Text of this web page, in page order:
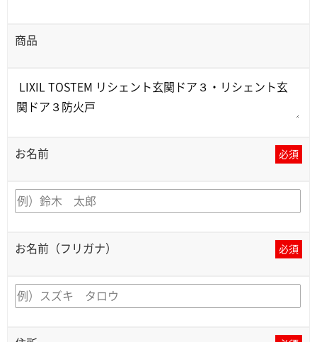
商品
お名前 必須
お名前（フリガナ） 必須